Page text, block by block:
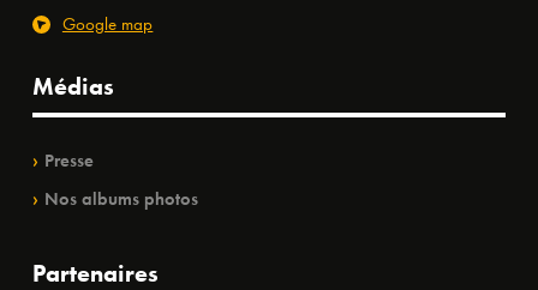
Google map
Médias
Presse
Nos albums photos
Partenaires